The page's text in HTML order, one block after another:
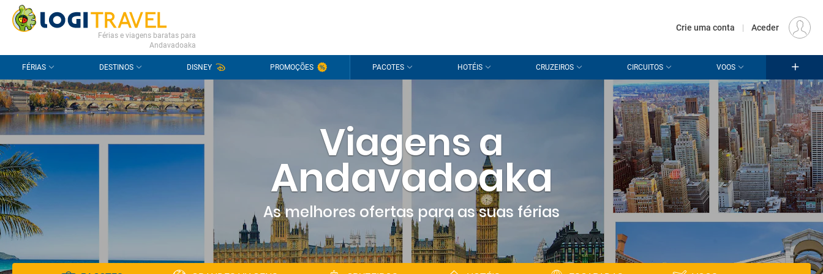
CONTACTO PERGUNTAS FREQUENTES
Férias e viagens baratas para
Andavadoaka
Crie uma conta | Aceder
Olá!
É um prazer voltar a receber a sua visita.
para as suas promoções.
Iniciar sessão
É muito fácil criar uma:crie a sua conta
FÉRIAS DESTINOS DISNEY PROMOÇÕES PACOTES HOTÉIS CRUZEIROS CIRCUITOS VOOS
Viagens a
Andavadoaka
As melhores ofertas para as suas férias